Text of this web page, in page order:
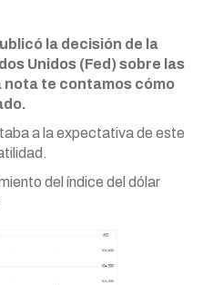
la decisión de la
Unidos (Fed) sobre las
nota te contamos cómo
a la expectativa de este
del índice del dólar